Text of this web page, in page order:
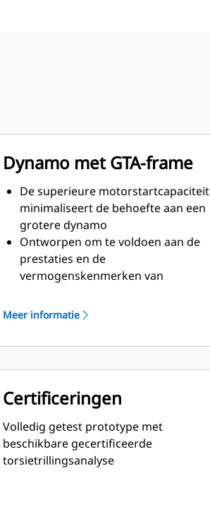
Dynamo met GTA-frame
De superieure motorstartcapaciteit
minimaliseert de behoefte aan een
grotere dynamo
Ontworpen om te voldoen aan de
prestaties en de
vermogenskenmerken van
Robuuste isolatieklasse H
Meer informatie
Certificeringen
Volledig getest prototype met
beschikbare gecertificeerde
torsietrillingsanalyse